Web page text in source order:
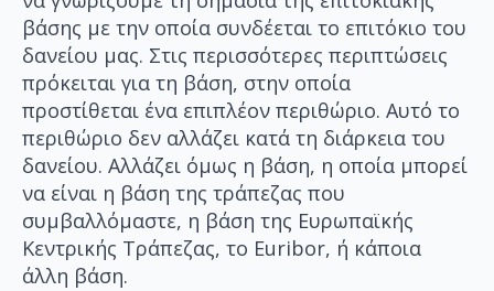
βάσης με την οποία συνδέεται το επιτόκιο του
δανείου μας. Στις περισσότερες περιπτώσεις
πρόκειται για τη βάση, στην οποία
προστίθεται ένα επιπλέον περιθώριο. Αυτό το
περιθώριο δεν αλλάζει κατά τη διάρκεια του
δανείου. Αλλάζει όμως η βάση, η οποία μπορεί
να είναι η βάση της τράπεζας που
συμβαλλόμαστε, η βάση της Ευρωπαϊκής
Κεντρικής Τράπεζας, το Euribor, ή κάποια
άλλη βάση.